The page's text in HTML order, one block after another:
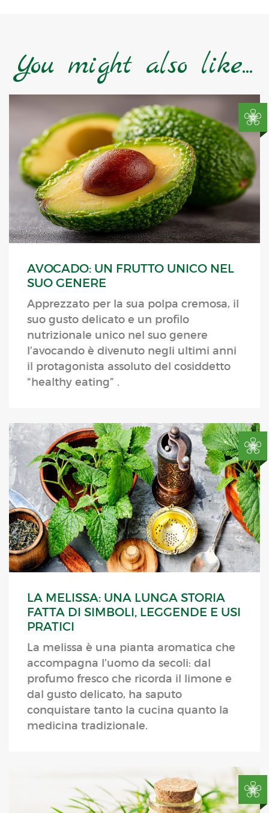
You might also like...
AVOCADO: UN FRUTTO UNICO NEL
SUO GENERE
Apprezzato per la sua polpa cremosa, il
suo gusto delicato e un profilo
nutrizionale unico nel suo genere
l’avocando è divenuto negli ultimi anni
il protagonista assoluto del cosiddetto
“healthy eating” .
LA MELISSA: UNA LUNGA STORIA
FATTA DI SIMBOLI, LEGGENDE E USI
PRATICI
La melissa è una pianta aromatica che
accompagna l’uomo da secoli: dal
profumo fresco che ricorda il limone e
dal gusto delicato, ha saputo
conquistare tanto la cucina quanto la
medicina tradizionale.